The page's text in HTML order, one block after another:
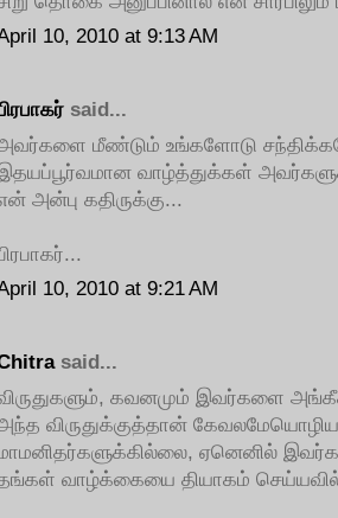
10, 2010 at 9:13 AM
said...
மீண்டும் உங்களோடு
வாழ்த்துக்கள்
அன்பு கதிருக்கு...
10, 2010 at 9:21 AM
said...
கவனமும் இவர்களை
விருதுக்குத்தான்
ஏனெனில்
வாழ்க்கையை தியாகம்